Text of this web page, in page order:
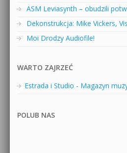
ASM Leviasynth – obudzili
Dekonstrukcja: Mike Vickers,
Moi Drodzy Audiofile!
WARTO ZAJRZEĆ
Estrada i Studio - Magazyn
POLUB NAS